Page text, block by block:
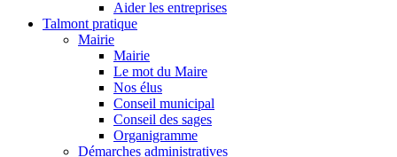
Aider les entreprises
Talmont pratique
Mairie
Mairie
Le mot du Maire
Nos élus
Conseil municipal
Conseil des sages
Organigramme
Démarches administratives